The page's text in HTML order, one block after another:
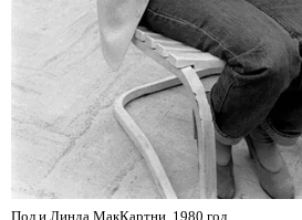
Пол и Линда МакКартни, 1980 год